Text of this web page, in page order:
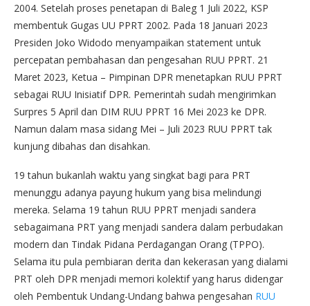
2004. Setelah proses penetapan di Baleg 1 Juli 2022, KSP
membentuk Gugas UU PPRT 2002. Pada 18 Januari 2023
Presiden Joko Widodo menyampaikan statement untuk
percepatan pembahasan dan pengesahan RUU PPRT. 21
Maret 2023, Ketua – Pimpinan DPR menetapkan RUU PPRT
sebagai RUU Inisiatif DPR. Pemerintah sudah mengirimkan
Surpres 5 April dan DIM RUU PPRT 16 Mei 2023 ke DPR.
Namun dalam masa sidang Mei – Juli 2023 RUU PPRT tak
kunjung dibahas dan disahkan.
19 tahun bukanlah waktu yang singkat bagi para PRT
menunggu adanya payung hukum yang bisa melindungi
mereka. Selama 19 tahun RUU PPRT menjadi sandera
sebagaimana PRT yang menjadi sandera dalam perbudakan
modern dan Tindak Pidana Perdagangan Orang (TPPO).
Selama itu pula pembiaran derita dan kekerasan yang dialami
PRT oleh DPR menjadi memori kolektif yang harus didengar
oleh Pembentuk Undang-Undang bahwa pengesahan RUU